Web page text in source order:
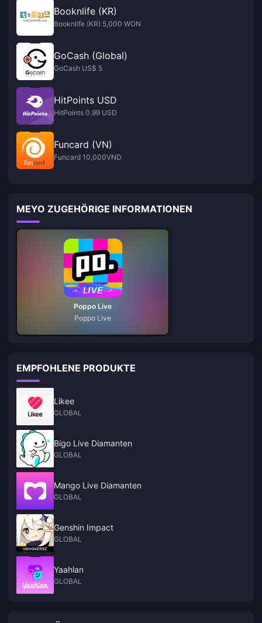
Booknlife (KR)
Booknlife (KR) 5,000 WON
GoCash (Global)
GoCash US$ 5
HitPoints USD
HitPoints 0.99 USD
Funcard (VN)
Funcard 10,000VND
MEYO ZUGEHÖRIGE INFORMATIONEN
Poppo Live
Poppo Live
EMPFOHLENE PRODUKTE
Likee
GLOBAL
Bigo Live Diamanten
GLOBAL
Mango Live Diamanten
GLOBAL
Genshin Impact
GLOBAL
Yaahlan
GLOBAL